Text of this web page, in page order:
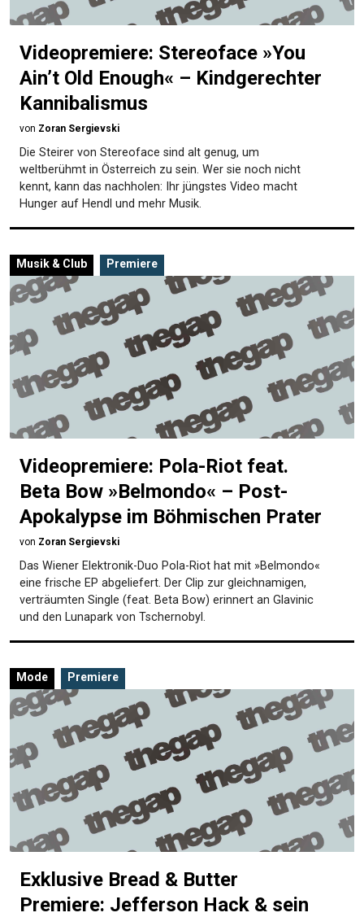
Videopremiere: Stereoface »You
Ain’t Old Enough« – Kindgerechter
Kannibalismus
von Zoran Sergievski
Die Steirer von Stereoface sind alt genug, um
weltberühmt in Österreich zu sein. Wer sie noch nicht
kennt, kann das nachholen: Ihr jüngstes Video macht
Hunger auf Hendl und mehr Musik.
Musik & Club Premiere
Videopremiere: Pola-Riot feat.
Beta Bow »Belmondo« – Post-
Apokalypse im Böhmischen Prater
von Zoran Sergievski
Das Wiener Elektronik-Duo Pola-Riot hat mit »Belmondo«
eine frische EP abgeliefert. Der Clip zur gleichnamigen,
verträumten Single (feat. Beta Bow) erinnert an Glavinic
und den Lunapark von Tschernobyl.
Mode Premiere
Exklusive Bread & Butter
Premiere: Jefferson Hack & sein